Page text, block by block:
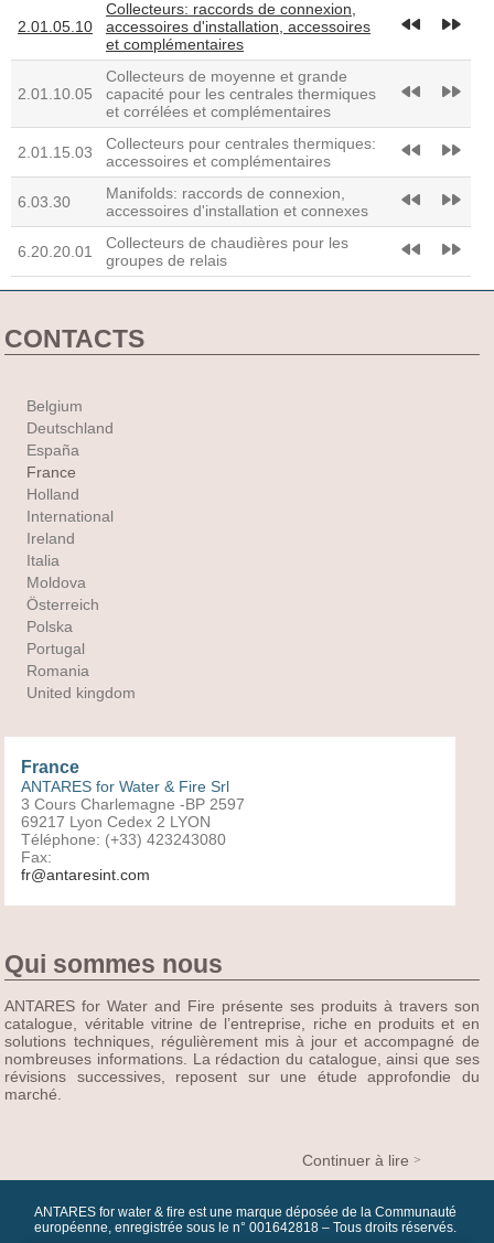
2.01.05.10
Collecteurs: raccords de connexion,
accessoires d'installation, accessoires
et complémentaires
fast_rewind fast_forward
2.01.10.05
Collecteurs de moyenne et grande
capacité pour les centrales thermiques
et corrélées et complémentaires
fast_rewind fast_forward
2.01.15.03
Collecteurs pour centrales thermiques:
accessoires et complémentaires
fast_rewind fast_forward
6.03.30
Manifolds: raccords de connexion,
accessoires d'installation et connexes
fast_rewind fast_forward
6.20.20.01
Collecteurs de chaudières pour les
groupes de relais
fast_rewind fast_forward
CONTACTS
Belgium
Deutschland
España
France
Holland
International
Ireland
Italia
Moldova
Österreich
Polska
Portugal
Romania
United kingdom
France
ANTARES for Water & Fire Srl
3 Cours Charlemagne -BP 2597
69217 Lyon Cedex 2 LYON
Téléphone: (+33) 423243080
Fax:
fr@antaresint.com
Qui sommes nous
ANTARES for Water and Fire présente ses produits à travers son
catalogue, véritable vitrine de l’entreprise, riche en produits et en
solutions techniques, régulièrement mis à jour et accompagné de
nombreuses informations. La rédaction du catalogue, ainsi que ses
révisions successives, reposent sur une étude approfondie du
marché.
Continuer à lire
ANTARES for water & fire est une marque déposée de la Communauté
européenne, enregistrée sous le n° 001642818 – Tous droits réservés.